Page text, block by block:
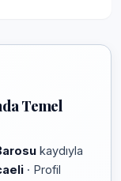
Temel
kaydıyla
· Profil